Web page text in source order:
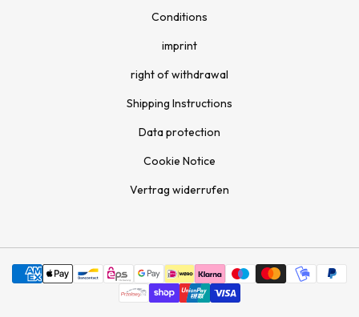
Conditions
imprint
right of withdrawal
Shipping Instructions
Data protection
Cookie Notice
Vertrag widerrufen